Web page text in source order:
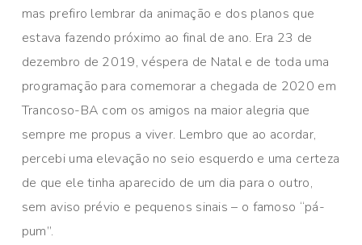
mas prefiro lembrar da animação e dos planos que
estava fazendo próximo ao final de ano. Era 23 de
dezembro de 2019, véspera de Natal e de toda uma
programação para comemorar a chegada de 2020 em
Trancoso-BA com os amigos na maior alegria que
sempre me propus a viver. Lembro que ao acordar,
percebi uma elevação no seio esquerdo e uma certeza
de que ele tinha aparecido de um dia para o outro,
sem aviso prévio e pequenos sinais – o famoso “pá-
pum”.